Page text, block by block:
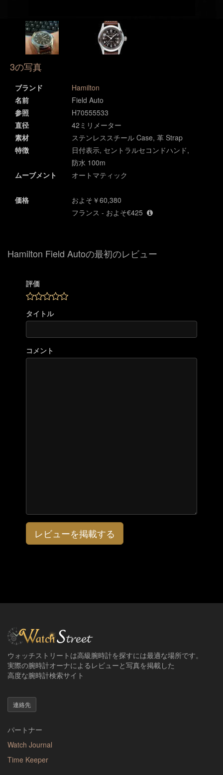
3の写真
ブランド
Hamilton
名前
Field Auto
参照
H70555533
直径
42ミリメーター
素材
ステンレススチール Case, 革 Strap
特徴
日付表示, セントラルセコンドハンド,
防水 100m
ムーブメント
オートマティック
価格
およそ￥60,380
フランス - およそ€425
Hamilton Field Autoの最初のレビュー
評価
タイトル
コメント
レビューを掲載する
ウォッチストリートは高級腕時計を探すには最適な場所です。
実際の腕時計オーナによるレビューと写真を掲載した
高度な腕時計検索サイト
連絡先
パートナー
Watch Journal
Time Keeper